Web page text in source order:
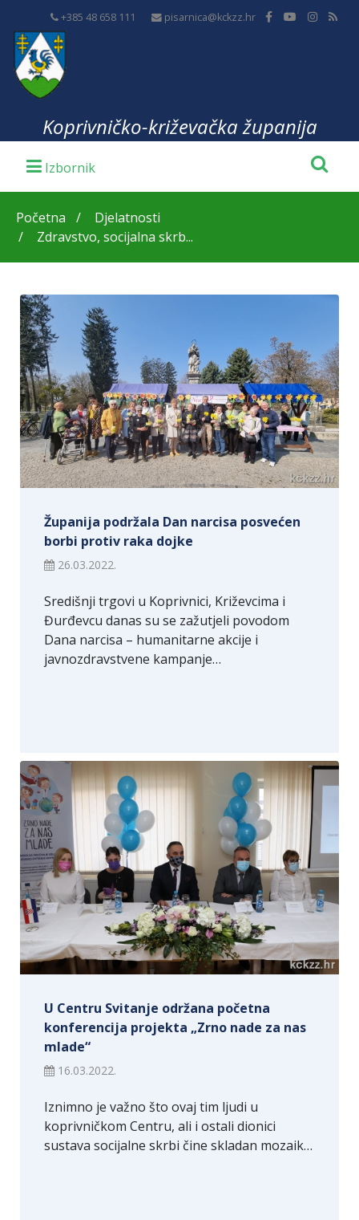
+385 48 658 111 pisarnica@kckzz.hr
Koprivničko-križevačka županija
Početna
Djelatnosti
Zdravstvo, socijalna skrb...
Županija podržala Dan narcisa posvećen
borbi protiv raka dojke
26.03.2022.
Središnji trgovi u Koprivnici, Križevcima i
Đurđevcu danas su se zažutjeli povodom
Dana narcisa – humanitarne akcije i
javnozdravstvene kampanje…
U Centru Svitanje održana početna
konferencija projekta „Zrno nade za nas
mlade“
16.03.2022.
Iznimno je važno što ovaj tim ljudi u
koprivničkom Centru, ali i ostali dionici
sustava socijalne skrbi čine skladan mozaik…